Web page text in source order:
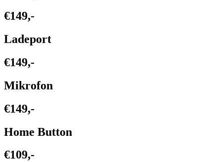
€149,-
Ladeport
€149,-
Mikrofon
€149,-
Home Button
€109,-